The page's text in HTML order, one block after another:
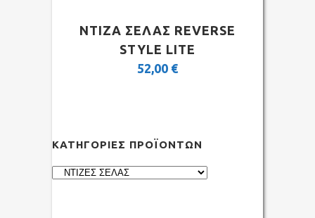
ΝΤΙΖΑ ΣΕΛΑΣ REVERSE
STYLE LITE
52,00 €
ΚΑΤΗΓΟΡΊΕΣ ΠΡΟΪΌΝΤΩΝ